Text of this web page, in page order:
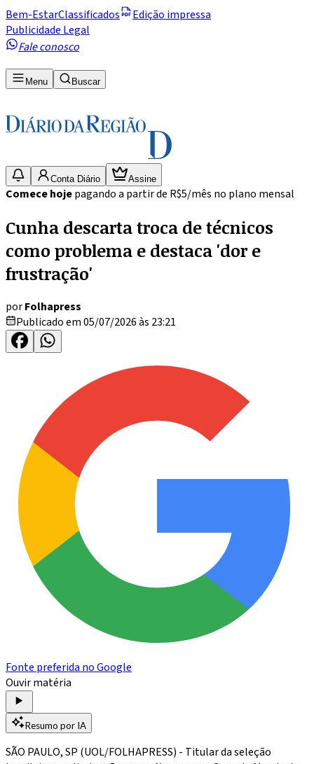
Bem-EstarClassificados
Edição impressa
Publicidade Legal
Fale conosco
Menu Buscar
Conta Diário Assine
Comece hojepagando a partir de R$5/mês no plano mensal
Cunha descarta troca de técnicos
como problema e destaca 'dor e
frustração'
porFolhapress
Publicado em 05/07/2026 às 23:21
Fonte preferida no Google
Ouvir matéria
Resumo por IA
SÃO PAULO, SP (UOL/FOLHAPRESS) - Titular da seleção